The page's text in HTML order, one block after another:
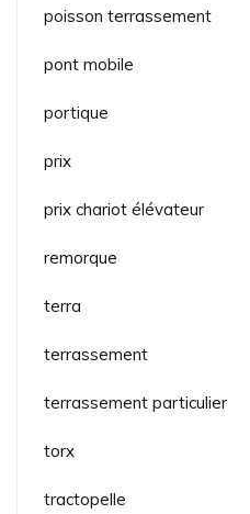
poisson terrassement
pont mobile
portique
prix
prix chariot élévateur
remorque
terra
terrassement
terrassement particulier
torx
tractopelle